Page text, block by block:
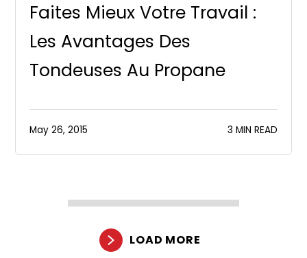
Faites Mieux Votre Travail :
Les Avantages Des
Tondeuses Au Propane
May 26, 2015 3 MIN READ
LOAD MORE